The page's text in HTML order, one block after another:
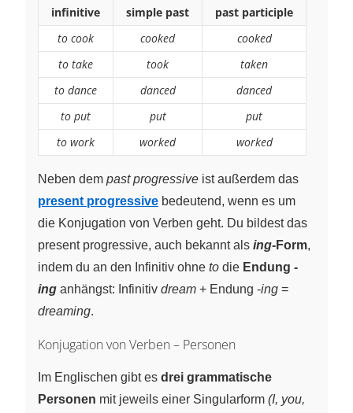
infinitive simple past
past participle
to cook
cooked
cooked
to take
took
taken
to dance
danced
danced
to put
put
put
to work
worked worked
Neben dem past progressive ist außerdem das
present progressive bedeutend, wenn es um
die Konjugation von Verben geht. Du bildest das
present progressive, auch bekannt als ing-Form,
indem du an den Infinitiv ohne to die Endung -
ing anhängst: Infinitiv dream + Endung -ing =
dreaming.
Konjugation von Verben – Personen
Im Englischen gibt es drei grammatische
Personen mit jeweils einer Singularform (I, you,